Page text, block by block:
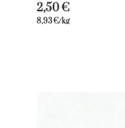
2,50€
8,93€/kg